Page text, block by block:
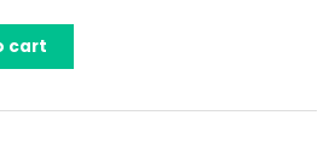
cart